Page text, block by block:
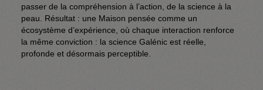
passer de la compréhension à l’action, de la science à la
peau. Résultat : une Maison pensée comme un
écosystème d’expérience, où chaque interaction renforce
la même conviction : la science Galénic est réelle,